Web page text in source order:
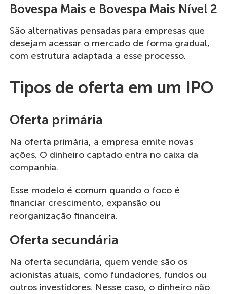
Bovespa Mais e Bovespa Mais Nível 2
São alternativas pensadas para empresas que
desejam acessar o mercado de forma gradual,
com estrutura adaptada a esse processo.
Tipos de oferta em um IPO
Oferta primária
Na oferta primária, a empresa emite novas
ações. O dinheiro captado entra no caixa da
companhia.
Esse modelo é comum quando o foco é
financiar crescimento, expansão ou
reorganização financeira.
Oferta secundária
Na oferta secundária, quem vende são os
acionistas atuais, como fundadores, fundos ou
outros investidores. Nesse caso, o dinheiro não